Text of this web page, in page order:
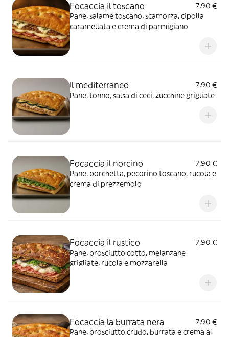
Focaccia il toscano
7,90 €
Pane, salame toscano, scamorza, cipolla
caramellata e crema di parmigiano
Il mediterraneo
7,90 €
Pane, tonno, salsa di ceci, zucchine grigliate
Focaccia il norcino
7,90 €
Pane, porchetta, pecorino toscano, rucola e
crema di prezzemolo
Focaccia il rustico
7,90 €
Pane, prosciutto cotto, melanzane
grigliate, rucola e mozzarella
Focaccia la burrata nera
7,90 €
Pane, prosciutto crudo, burrata e crema al